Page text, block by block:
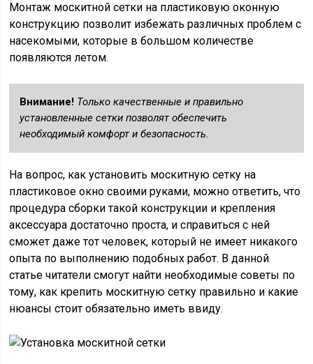
Монтаж москитной сетки на пластиковую оконную
конструкцию позволит избежать различных проблем с
насекомыми, которые в большом количестве
появляются летом.
Внимание! Только качественные и правильно
установленные сетки позволят обеспечить
необходимый комфорт и безопасность.
На вопрос, как установить москитную сетку на
пластиковое окно своими руками, можно ответить, что
процедура сборки такой конструкции и крепления
аксессуара достаточно проста, и справиться с ней
сможет даже тот человек, который не имеет никакого
опыта по выполнению подобных работ. В данной
статье читатели смогут найти необходимые советы по
тому, как крепить москитную сетку правильно и какие
нюансы стоит обязательно иметь ввиду.